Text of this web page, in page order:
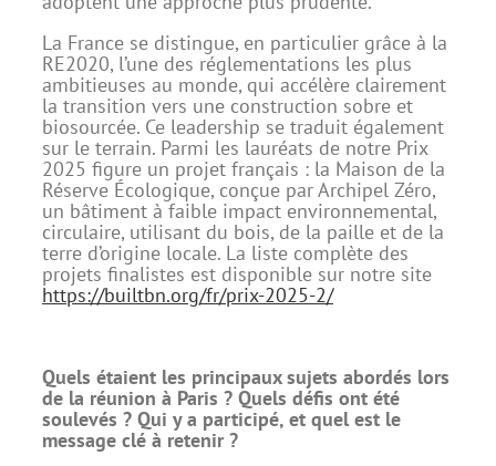
La France se distingue, en particulier grâce à la
RE2020, l’une des réglementations les plus
ambitieuses au monde, qui accélère clairement
la transition vers une construction sobre et
biosourcée. Ce leadership se traduit également
sur le terrain. Parmi les lauréats de notre Prix
2025 figure un projet français : la Maison de la
Réserve Écologique, conçue par Archipel Zéro,
un bâtiment à faible impact environnemental,
circulaire, utilisant du bois, de la paille et de la
terre d’origine locale. La liste complète des
projets finalistes est disponible sur notre site
https://builtbn.org/fr/prix-2025-2/
Quels étaient les principaux sujets abordés lors
de la réunion à Paris ? Quels défis ont été
soulevés ? Qui y a participé, et quel est le
message clé à retenir ?